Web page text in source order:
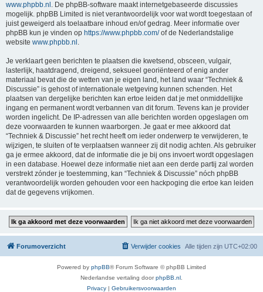
www.phpbb.nl . De phpBB-software maakt internetgebaseerde discussies
mogelijk. phpBB Limited is niet verantwoordelijk voor wat wordt toegestaan of
juist geweigerd als toelaatbare inhoud en/of gedrag. Meer informatie over
phpBB kun je vinden op https://www.phpbb.com/of de Nederlandstalige
website www.phpbb.nl .
Je verklaart geen berichten te plaatsen die kwetsend, obsceen, vulgair,
lasterlijk, haatdragend, dreigend, seksueel georiënteerd of enig ander
materiaal bevat die de wetten van je eigen land, het land waar “Techniek &
Discussie” is gehost of internationale wetgeving kunnen schenden. Het
plaatsen van dergelijke berichten kan ertoe leiden dat je met onmiddellijke
ingang en permanent wordt verbannen van dit forum. Tevens kan je provider
worden ingelicht. De IP-adressen van alle berichten worden opgeslagen om
deze voorwaarden te kunnen waarborgen. Je gaat er mee akkoord dat
“Techniek & Discussie” het recht heeft om ieder onderwerp te verwijderen, te
wijzigen, te sluiten of te verplaatsen wanneer zij dit nodig achten. Als gebruiker
ga je ermee akkoord, dat de informatie die je bij ons invoert wordt opgeslagen
in een database. Hoewel deze informatie niet aan een derde partij zal worden
verstrekt zónder je toestemming, kan “Techniek & Discussie” nóch phpBB
verantwoordelijk worden gehouden voor een hackpoging die ertoe kan leiden
dat de gegevens vrijkomen.
Forumoverzicht Alle tijden zijn UTC+02:00
Verwijder cookies
Powered by phpBB® Forum Software © phpBB Limited
Nederlandse vertaling doorphpBB.nl
Privacy | Gebruikersvoorwaarden